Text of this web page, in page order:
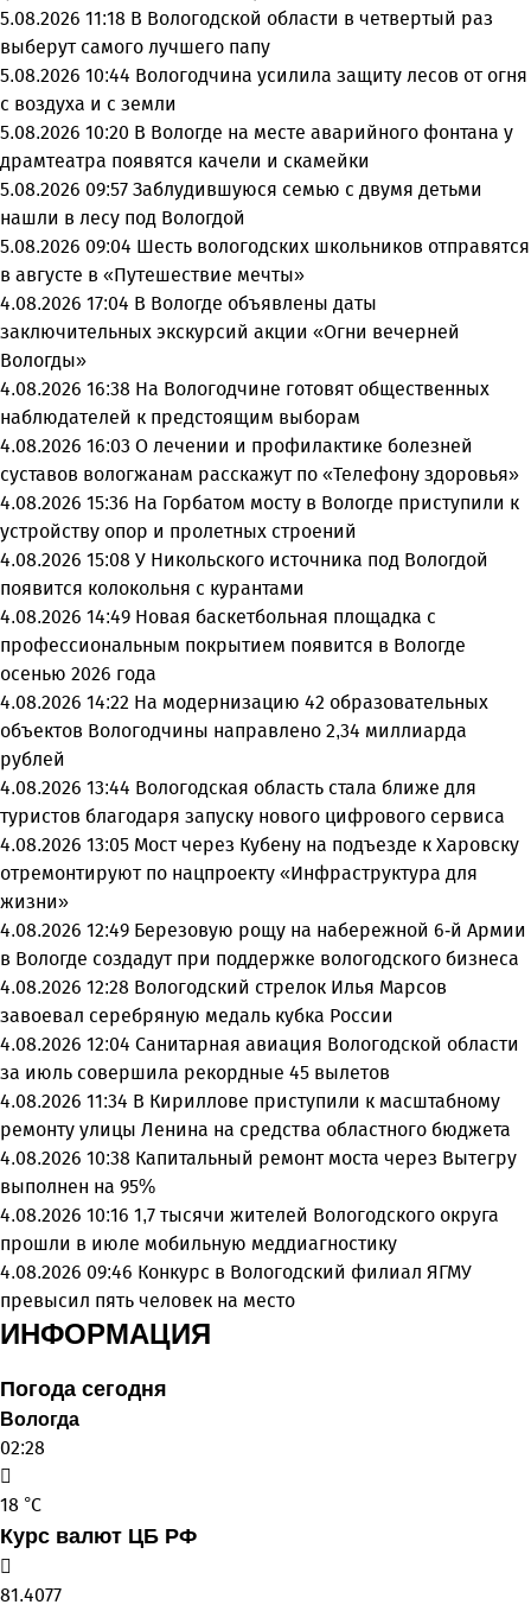
5.08.2026 11:18 В Вологодской области в четвертый раз
выберут самого лучшего папу
5.08.2026 10:44 Вологодчина усилила защиту лесов от огня
с воздуха и с земли
5.08.2026 10:20 В Вологде на месте аварийного фонтана у
драмтеатра появятся качели и скамейки
5.08.2026 09:57 Заблудившуюся семью с двумя детьми
нашли в лесу под Вологдой
5.08.2026 09:04 Шесть вологодских школьников отправятся
в августе в «Путешествие мечты»
4.08.2026 17:04 В Вологде объявлены даты
заключительных экскурсий акции «Огни вечерней
Вологды»
4.08.2026 16:38 На Вологодчине готовят общественных
наблюдателей к предстоящим выборам
4.08.2026 16:03 О лечении и профилактике болезней
суставов вологжанам расскажут по «Телефону здоровья»
4.08.2026 15:36 На Горбатом мосту в Вологде приступили к
устройству опор и пролетных строений
4.08.2026 15:08 У Никольского источника под Вологдой
появится колокольня с курантами
4.08.2026 14:49 Новая баскетбольная площадка с
профессиональным покрытием появится в Вологде
осенью 2026 года
4.08.2026 14:22 На модернизацию 42 образовательных
объектов Вологодчины направлено 2,34 миллиарда
рублей
4.08.2026 13:44 Вологодская область стала ближе для
туристов благодаря запуску нового цифрового сервиса
4.08.2026 13:05 Мост через Кубену на подъезде к Харовску
отремонтируют по нацпроекту «Инфраструктура для
жизни»
4.08.2026 12:49 Березовую рощу на набережной 6-й Армии
в Вологде создадут при поддержке вологодского бизнеса
4.08.2026 12:28 Вологодский стрелок Илья Марсов
завоевал серебряную медаль кубка России
4.08.2026 12:04 Санитарная авиация Вологодской области
за июль совершила рекордные 45 вылетов
4.08.2026 11:34 В Кириллове приступили к масштабному
ремонту улицы Ленина на средства областного бюджета
4.08.2026 10:38 Капитальный ремонт моста через Вытегру
выполнен на 95%
4.08.2026 10:16 1,7 тысячи жителей Вологодского округа
прошли в июле мобильную меддиагностику
4.08.2026 09:46 Конкурс в Вологодский филиал ЯГМУ
превысил пять человек на место
ИНФОРМАЦИЯ
Погода сегодня
Вологда
02:28
18 °C
Курс валют ЦБ РФ
81.4077